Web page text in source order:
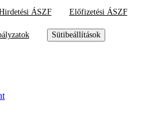
ÁSZF Előfizetési ÁSZF
Sütibeállítások